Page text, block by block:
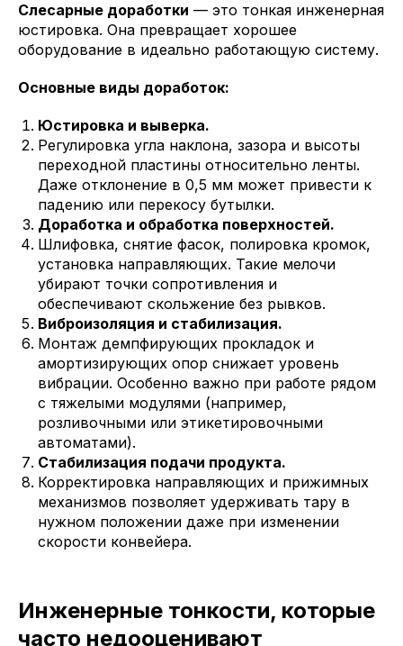
Слесарные доработки — это тонкая инженерная
юстировка. Она превращает хорошее
оборудование в идеально работающую систему.
Основные виды доработок:
Юстировка и выверка.
Регулировка угла наклона, зазора и высоты
переходной пластины относительно ленты.
Даже отклонение в 0,5 мм может привести к
падению или перекосу бутылки.
Доработка и обработка поверхностей.
Шлифовка, снятие фасок, полировка кромок,
установка направляющих. Такие мелочи
убирают точки сопротивления и
обеспечивают скольжение без рывков.
Виброизоляция и стабилизация.
Монтаж демпфирующих прокладок и
амортизирующих опор снижает уровень
вибрации. Особенно важно при работе рядом
с тяжелыми модулями (например,
розливочными или этикетировочными
автоматами).
Стабилизация подачи продукта.
Корректировка направляющих и прижимных
механизмов позволяет удерживать тару в
нужном положении даже при изменении
скорости конвейера.
Инженерные тонкости, которые
часто недооценивают